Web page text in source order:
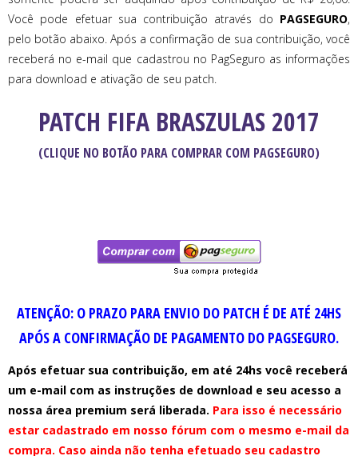
Você pode efetuar sua contribuição através do PAGSEGURO,
pelo botão abaixo. Após a confirmação de sua contribuição, você
receberá no e-mail que cadastrou no PagSeguro as informações
para download e ativação de seu patch.
PATCH FIFA BRASZULAS 2017
(CLIQUE NO BOTÃO PARA COMPRAR COM PAGSEGURO)
ATENÇÃO: O PRAZO PARA ENVIO DO PATCH É DE ATÉ 24HS
APÓS A CONFIRMAÇÃO DE PAGAMENTO DO PAGSEGURO.
Após efetuar sua contribuição, em até 24hs você receberá
um e-mail com as instruções de download e seu acesso a
nossa área premium será liberada. Para isso é necessário
estar cadastrado em nosso fórum com o mesmo e-mail da
compra. Caso ainda não tenha efetuado seu cadastro